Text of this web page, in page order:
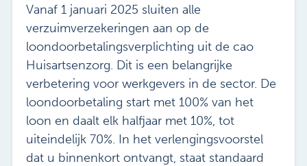
Vanaf 1 januari 2025 sluiten alle
verzuimverzekeringen aan op de
loondoorbetalingsverplichting uit de cao
Huisartsenzorg. Dit is een belangrijke
verbetering voor werkgevers in de sector. De
loondoorbetaling start met 100% van het
loon en daalt elk halfjaar met 10%, tot
uiteindelijk 70%. In het verlengingsvoorstel
dat u binnenkort ontvangt, staat standaard